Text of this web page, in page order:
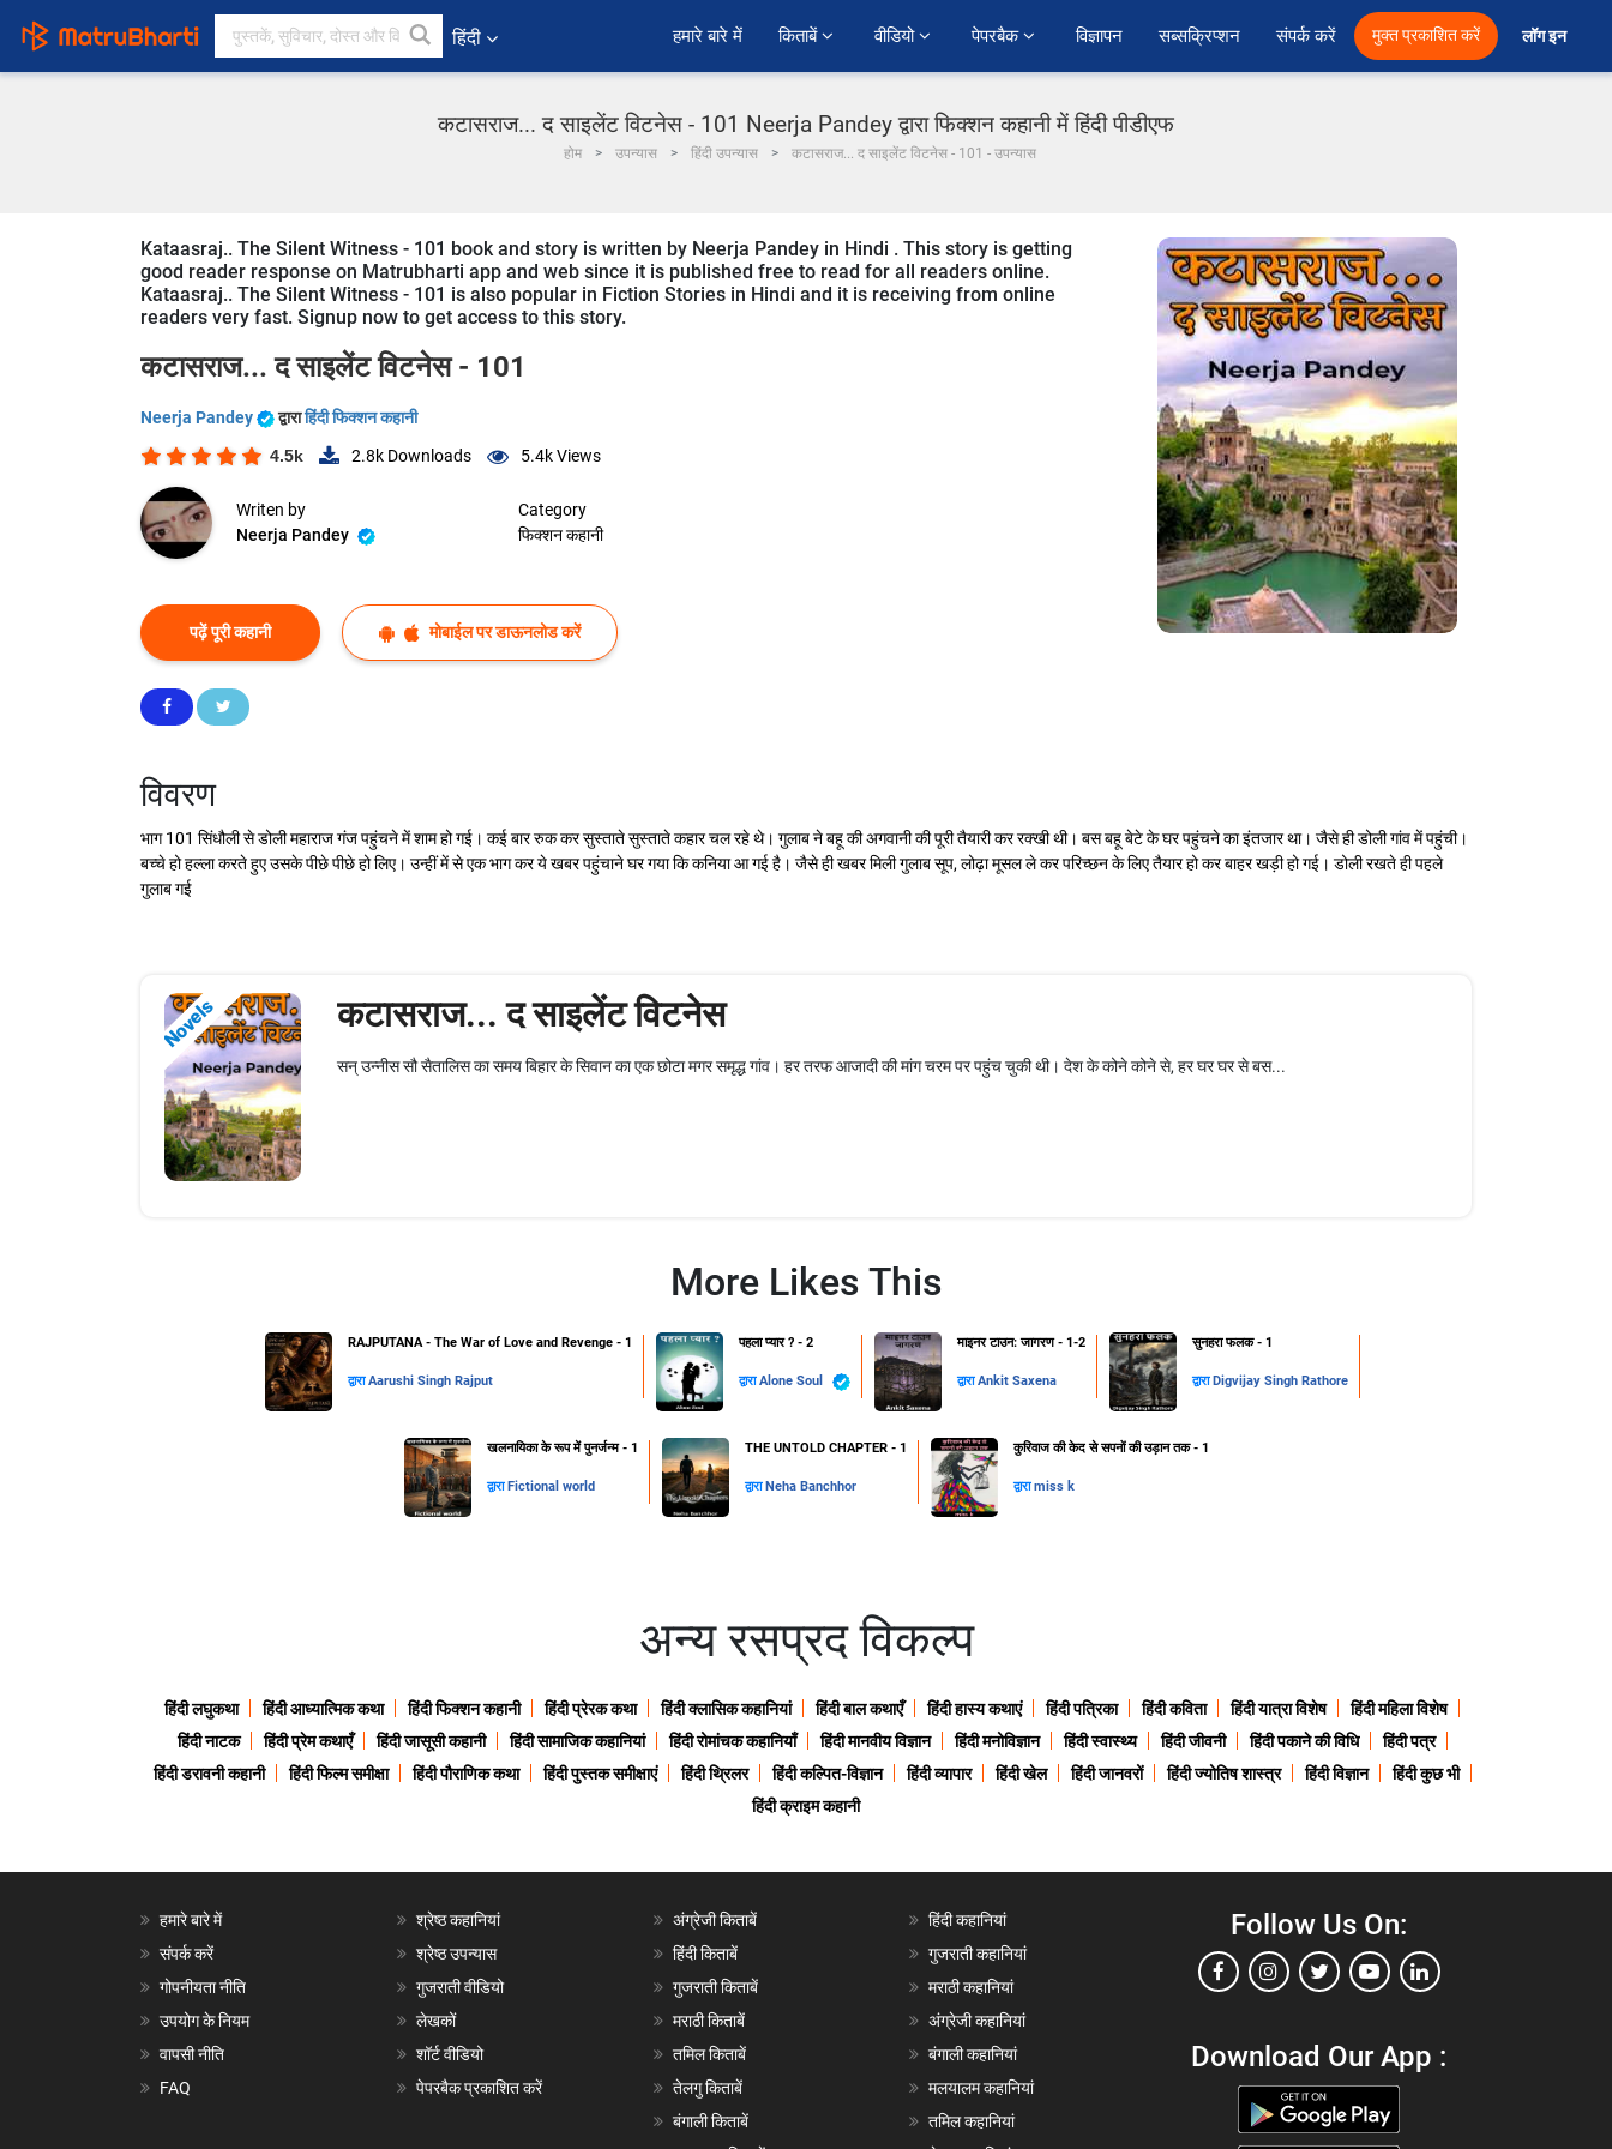
हिंदी हमारे बारे में किताबें वीडियो पेपरबैक विज्ञापन सब्सक्रिप्शन संपर्क करें मुक्त प्रकाशित करें लॉग इन
कटासराज... द साइलेंट विटनेस - 101 Neerja Pandey द्वारा फिक्शन कहानी में हिंदी पीडीएफ
होम उपन्यास हिंदी उपन्यास कटासराज... द साइलेंट विटनेस - 101 - उपन्यास
Kataasraj.. The Silent Witness - 101 book and story is written by Neerja Pandey in Hindi . This story is getting
good reader response on Matrubharti app and web since it is published free to read for all readers online.
Kataasraj.. The Silent Witness - 101 is also popular in Fiction Stories in Hindi and it is receiving from online
readers very fast. Signup now to get access to this story.
कटासराज... द साइलेंट विटनेस - 101
Neerja Pandey द्वाराहिंदी फिक्शन कहानी
4.5k 2.8k Downloads 5.4kViews
Writen by
Neerja Pandey
Category
फिक्शन कहानी
पढ़ें पूरी कहानी मोबाईल पर डाऊनलोड करें
विवरण
भाग 101 सिंधौली से डोली महाराज गंज पहुंचने में शाम हो गई। कई बार रुक कर सुस्ताते सुस्ताते कहार चल रहे थे। गुलाब ने बहू की अगवानी की पूरी तैयारी कर रक्खी थी। बस बहू बेटे के घर पहुंचने का इंतजार था। जैसे ही डोली गांव में पहुंची।
बच्चे हो हल्ला करते हुए उसके पीछे पीछे हो लिए। उन्हीं में से एक भाग कर ये खबर पहुंचाने घर गया कि कनिया आ गई है। जैसे ही खबर मिली गुलाब सूप, लोढ़ा मूसल ले कर परिच्छन के लिए तैयार हो कर बाहर खड़ी हो गई। डोली रखते ही पहले
गुलाब गई
Novels कटासराज... द साइलेंट विटनेस
सन् उन्नीस सौ सैतालिस का समय बिहार के सिवान का एक छोटा मगर समृद्ध गांव। हर तरफ आजादी की मांग चरम पर पहुंच चुकी थी। देश के कोने कोने से, हर घर घर से बस...
More Likes This
RAJPUTANA - The War of Love and Revenge - 1
द्वाराAarushi Singh Rajput
पहला प्यार ? - 2
द्वाराAlone Soul
माइनर टाउन: जागरण - 1-2
द्वाराAnkit Saxena
सुनहरा फलक - 1
द्वारा Digvijay Singh Rathore
खलनायिका के रूप में पुनर्जन्म - 1
द्वारा Fictional world
THE UNTOLD CHAPTER - 1
द्वारा Neha Banchhor
कुरिवाज की केद से सपनों की उड़ान तक - 1
द्वाराmiss k
अन्य रसप्रद विकल्प
हिंदी लघुकथा हिंदी आध्यात्मिक कथा हिंदी फिक्शन कहानी हिंदी प्रेरक कथा हिंदी क्लासिक कहानियां हिंदी बाल कथाएँ हिंदी हास्य कथाएं हिंदी पत्रिका हिंदी कविता हिंदी यात्रा विशेष
हिंदी महिला विशेष
हिंदी नाटक
हिंदी प्रेम कथाएँ हिंदी जासूसी कहानी हिंदी सामाजिक कहानियां हिंदी रोमांचक कहानियाँ हिंदी मानवीय विज्ञान हिंदी मनोविज्ञान हिंदी स्वास्थ्य हिंदी जीवनी हिंदी पकाने की विधि
हिंदी पत्र
हिंदी डरावनी कहानी
हिंदी फिल्म समीक्षा हिंदी पौराणिक कथा हिंदी पुस्तक समीक्षाएं हिंदी थ्रिलर हिंदी कल्पित-विज्ञान हिंदी व्यापार हिंदी खेल हिंदी जानवरों हिंदी ज्योतिष शास्त्र हिंदी विज्ञान
हिंदी कुछ भी
हिंदी क्राइम कहानी
हमारे बारे में
संपर्क करें
गोपनीयता नीति
उपयोग के नियम
वापसी नीति
FAQ
श्रेष्ठ कहानियां
श्रेष्ठ उपन्यास
गुजराती वीडियो
लेखकों
शॉर्ट वीडियो
पेपरबैक प्रकाशित करें
अंग्रेजी किताबें
हिंदी किताबें
गुजराती किताबें
मराठी किताबें
तमिल किताबें
तेलगु किताबें
बंगाली किताबें
हिंदी कहानियां
गुजराती कहानियां
मराठी कहानियां
अंग्रेजी कहानियां
बंगाली कहानियां
मलयालम कहानियां
तमिल कहानियां
Follow Us On:
Download Our App :